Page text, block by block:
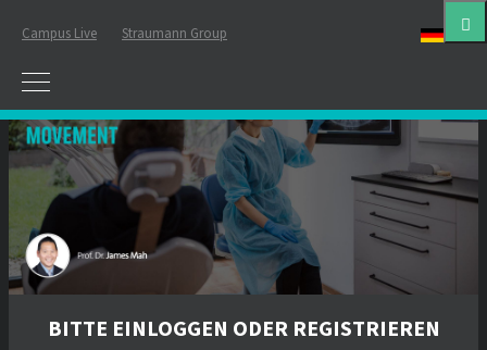
Campus Live Straumann Group
BITTE EINLOGGEN ODER REGISTRIEREN